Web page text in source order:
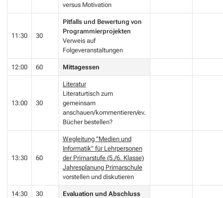
versus Motivation
11:30 30
Pitfalls und Bewertung von
Programmierprojekten
Verweis auf
Folgeveranstaltungen
12:00 60 Mittagessen
13:00 30
Literatur
Literaturtisch zum
gemeinsam
anschauen/kommentieren/ev.
Bücher bestellen?
13:30 60
Wegleitung "Medien und
Informatik" für Lehrpersonen
der Primarstufe (5./6. Klasse)
Jahresplanung Primarschule
vorstellen und diskutieren
14:30 30 Evaluation und Abschluss